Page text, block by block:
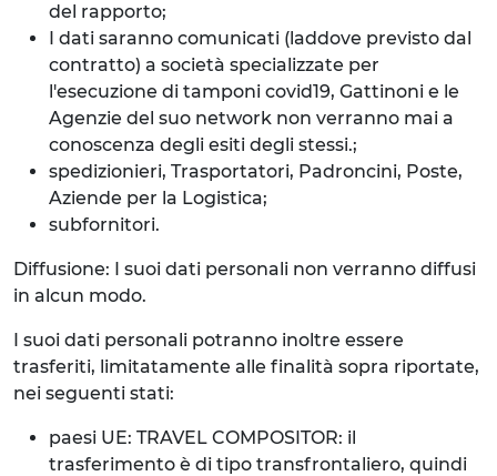
del rapporto;
I dati saranno comunicati (laddove previsto dal
contratto) a società specializzate per
l'esecuzione di tamponi covid19, Gattinoni e le
Agenzie del suo network non verranno mai a
conoscenza degli esiti degli stessi.;
spedizionieri, Trasportatori, Padroncini, Poste,
Aziende per la Logistica;
subfornitori.
Diffusione: I suoi dati personali non verranno diffusi
in alcun modo.
I suoi dati personali potranno inoltre essere
trasferiti, limitatamente alle finalità sopra riportate,
nei seguenti stati:
paesi UE: TRAVEL COMPOSITOR: il
trasferimento è di tipo transfrontaliero, quindi